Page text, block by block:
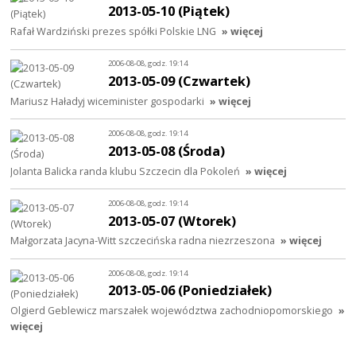
2013-05-10 (Piątek)
Rafał Wardziński prezes spółki Polskie LNG » więcej
2006-08-08, godz. 19:14
2013-05-09 (Czwartek)
Mariusz Haładyj wiceminister gospodarki » więcej
2006-08-08, godz. 19:14
2013-05-08 (Środa)
Jolanta Balicka randa klubu Szczecin dla Pokoleń » więcej
2006-08-08, godz. 19:14
2013-05-07 (Wtorek)
Małgorzata Jacyna-Witt szczecińska radna niezrzeszona » więcej
2006-08-08, godz. 19:14
2013-05-06 (Poniedziałek)
Olgierd Geblewicz marszałek województwa zachodniopomorskiego »
więcej